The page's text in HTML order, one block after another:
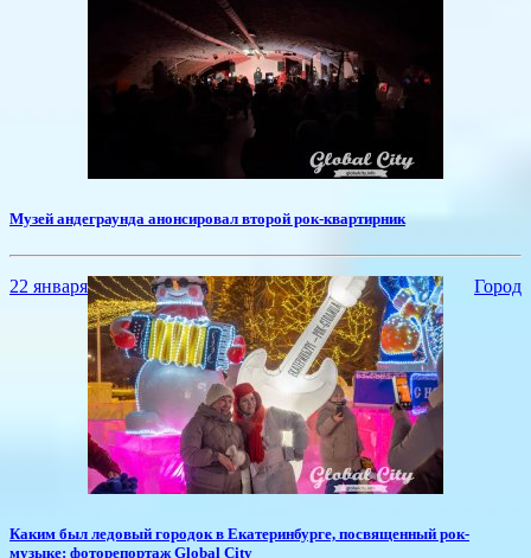
​Музей андеграунда анонсировал второй рок-квартирник
22 января Город
​Каким был ледовый городок в Екатеринбурге, посвященный рок-
музыке: фоторепортаж Global City